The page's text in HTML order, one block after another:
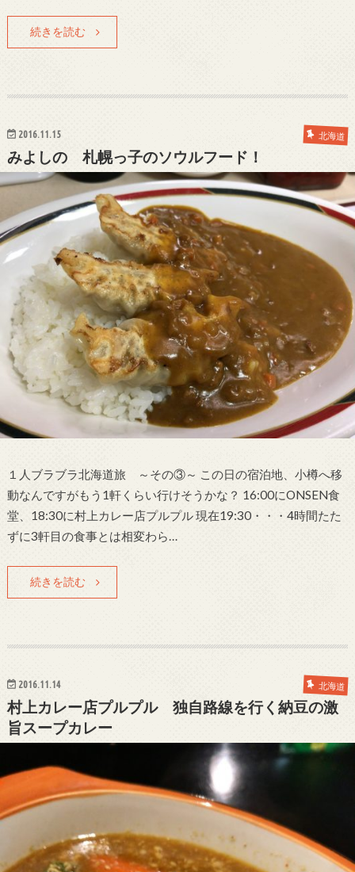
続きを読む
2016.11.15 北海道
みよしの 札幌っ子のソウルフード！
１人ブラブラ北海道旅 ～その③～ この日の宿泊地、小樽へ移
動なんですがもう1軒くらい行けそうかな？ 16:00にONSEN食
堂、18:30に村上カレー店プルプル 現在19:30・・・4時間たた
ずに3軒目の食事とは相変わら…
続きを読む
2016.11.14 北海道
村上カレー店プルプル 独自路線を行く納豆の激
旨スープカレー